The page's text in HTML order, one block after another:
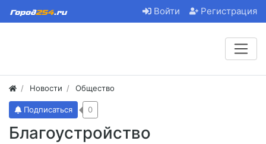
Войти Регистрация
Новости Общество
Благоустройство
Подписаться 0